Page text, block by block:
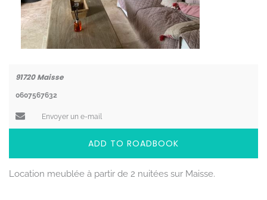
91720 Maisse
0607567632
Envoyer un e-mail
ADD TO ROADBOOK
Location meublée à partir de 2 nuitées sur Maisse.